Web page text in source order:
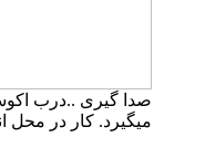
صدا گیری ..درب
میگیرد. کار در محل انجام